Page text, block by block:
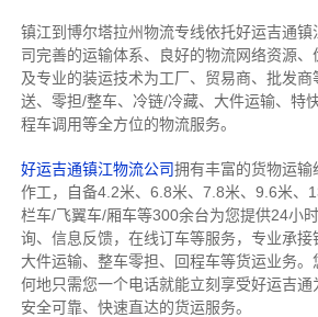
镇江到博尔塔拉州物流专线依托好运吉通
司完善的运输体系、良好的物流网络资源、
及专业的装运技术为工厂、贸易商、批发
送、零担/整车、冷链/冷藏、大件运输、特
程车调用等全方位的物流服务。
好运吉通镇江物流公司拥有丰富的货物运
作工，自备4.2米、6.8米、7.8米、9.6米、
栏车/飞翼车/厢车等300余台为您提供24小
询、信息反馈，在线订车等服务， 专业承接
大件运输、整车零担、回程车等货运业务。
何地只需您一个电话就能立刻享受好运吉通
安全可靠、快速直达的货运服务。